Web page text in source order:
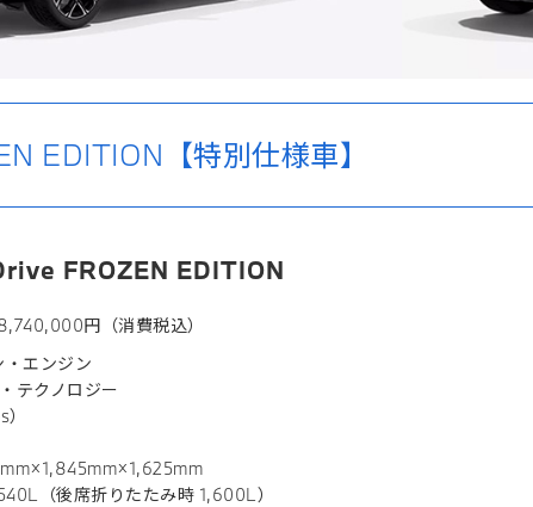
EDITION【特別仕様車】
FROZEN EDITION
円（消費税込）
エンジン
テクノロジー
（後席折りたたみ時 1,600L）